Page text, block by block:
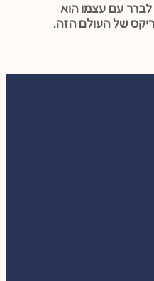
עם עצמו הוא
של העולם הזה.